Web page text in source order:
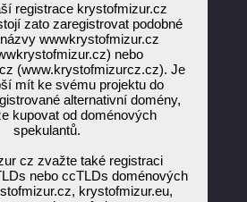
registrace krystofmizur.cz
zato zaregistrovat podobné
wwwkrystofmizur.cz
nebo
(www.krystofmizurcz.cz). Je
mít ke svému projektu do
alternativní domény,
kupovat od doménových
spekulantů.
cz zvažte také registraci
nebo ccTLDs doménových
krystofmizur.eu,